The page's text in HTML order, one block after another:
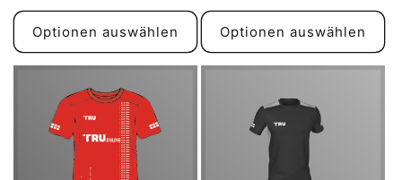
Preis
Optionen auswählen
Preis
Optionen auswählen